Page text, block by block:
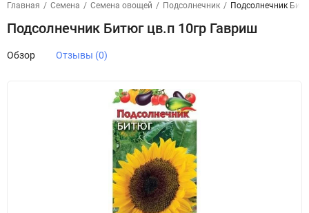
Главная / Семена / Семена овощей / Подсолнечник / Подсолнечник
Подсолнечник Битюг цв.п 10гр Гавриш
Обзор Отзывы (0)